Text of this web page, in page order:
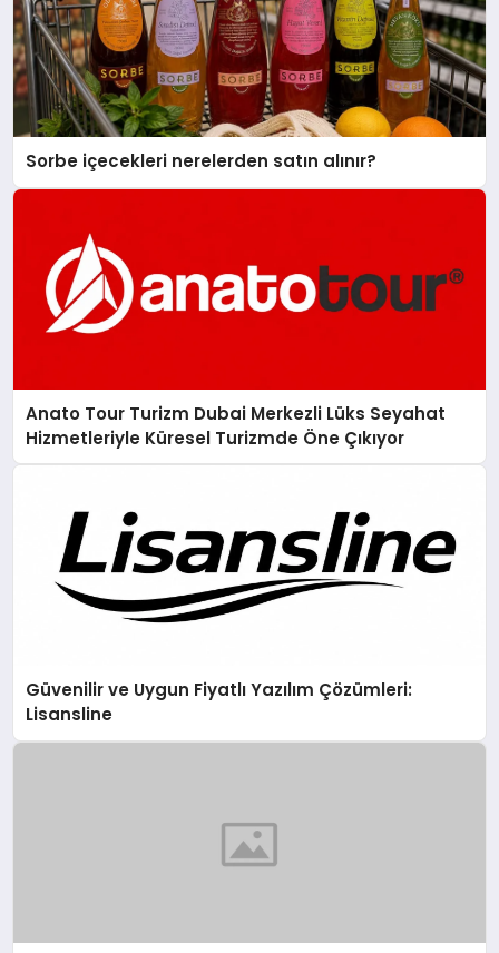
Sorbe içecekleri nerelerden satın alınır?
Anato Tour Turizm Dubai Merkezli Lüks Seyahat
Hizmetleriyle Küresel Turizmde Öne Çıkıyor
Güvenilir ve Uygun Fiyatlı Yazılım Çözümleri:
Lisansline